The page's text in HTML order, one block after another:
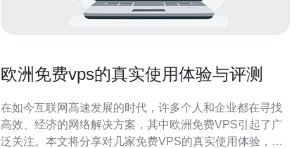
欧洲免费vps的真实使用体验与评测
在如今互联网高速发展的时代，许多个人和企业都在寻找
高效、经济的网络解决方案，其中欧洲免费VPS引起了广
泛关注。本文将分享对几家免费VPS的真实使用体验，最